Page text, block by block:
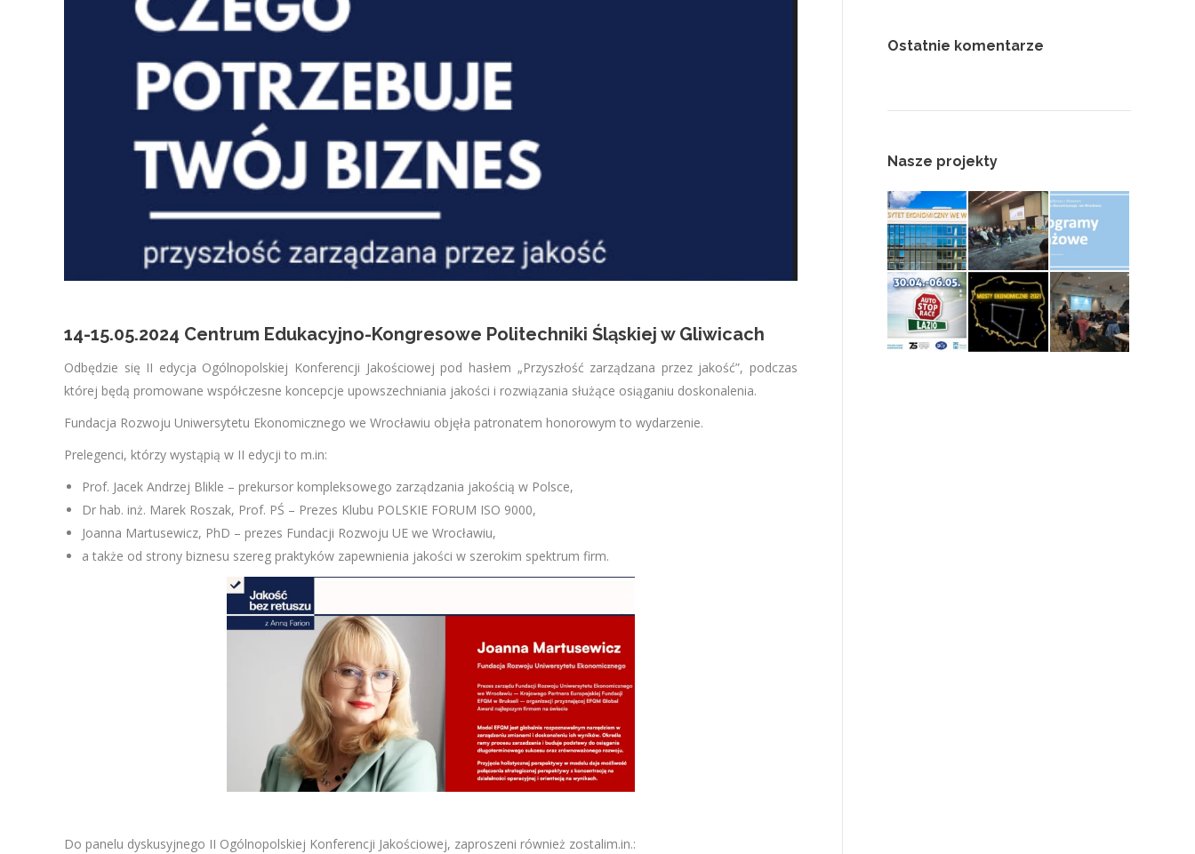
14-15.05.2024 Centrum Edukacyjno-Kongresowe Politechniki Śląskiej w Gliwicach
Odbędzie się II edycja Ogólnopolskiej Konferencji Jakościowej pod hasłem „Przyszłość zarządzana przez jakość”, podczas
której będą promowane współczesne koncepcje upowszechniania jakości i rozwiązania służące osiąganiu doskonalenia.
Fundacja Rozwoju Uniwersytetu Ekonomicznego we Wrocławiu objęła patronatem honorowym to wydarzenie.
Prelegenci, którzy wystąpią w II edycji to m.in:
Prof. Jacek Andrzej Blikle – prekursor kompleksowego zarządzania jakością w Polsce,
Dr hab. inż. Marek Roszak, Prof. PŚ – Prezes Klubu POLSKIE FORUM ISO 9000,
Joanna Martusewicz, PhD – prezes Fundacji Rozwoju UE we Wrocławiu,
a także od strony biznesu szereg praktyków zapewnienia jakości w szerokim spektrum firm.
Do panelu dyskusyjnego II Ogólnopolskiej Konferencji Jakościowej, zaproszeni również zostalim.in.:
Ostatnie komentarze
Nasze projekty